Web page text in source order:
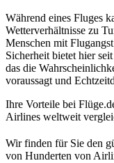
Während eines Fluges
Wetterverhältnisse zu
Menschen mit
Sicherheit bietet hier
das die
voraussagt und
Ihre Vorteile bei
Airlines weltweit
Wir finden für Sie den
von Hunderten von